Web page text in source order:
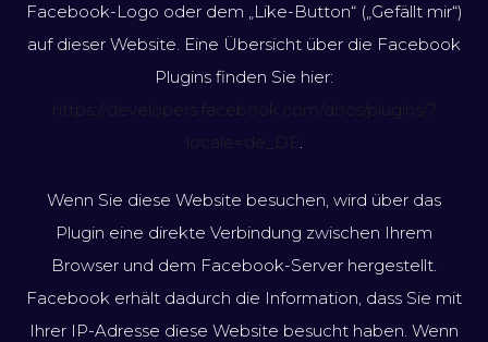
Facebook-Logo oder dem „Like-Button“ („Gefällt mir“)
auf dieser Website. Eine Übersicht über die Facebook
Plugins finden Sie hier:
https://developers.facebook.com/docs/plugins/?
locale=de_DE .
Wenn Sie diese Website besuchen, wird über das
Plugin eine direkte Verbindung zwischen Ihrem
Browser und dem Facebook-Server hergestellt.
Facebook erhält dadurch die Information, dass Sie mit
Ihrer IP-Adresse diese Website besucht haben. Wenn